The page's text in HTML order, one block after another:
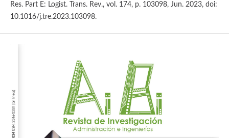
Res. Part E: Logist. Trans. Rev., vol. 174, p. 103098, Jun. 2023, doi:
10.1016/j.tre.2023.103098.